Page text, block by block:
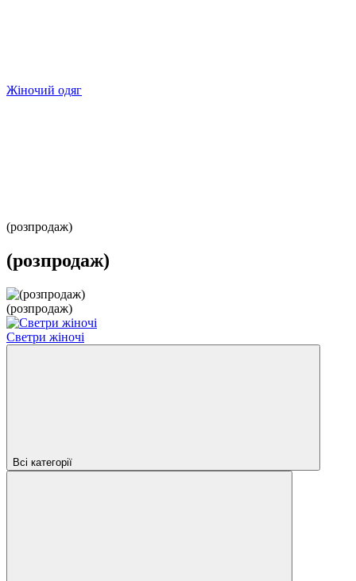
Жіночий одяг
(розпродаж)
(розпродаж)
(розпродаж)
Светри жіночі
Всі категорії